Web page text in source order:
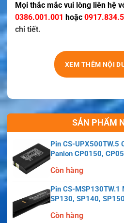
Mọi thắc mắc vui lòng liên hệ
0386.001.001 hoặc
chi tiết.
XEM THÊM NỘI
SẢN PHẨM
Pin CS-UPX500TW.5
Panion CP0150,
Còn hàng
Pin CS-MSP130TW.1
SP130, SP140,
Còn hàng